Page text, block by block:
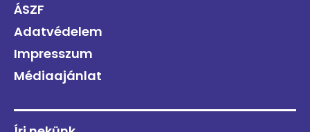
ÁSZF
Adatvédelem
Impresszum
Médiaajánlat